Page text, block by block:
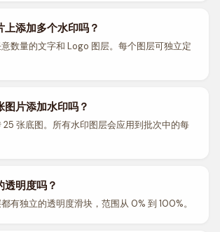
上添加多个水印吗？
数量的文字和 Logo 图层。每个图层可独立定
图片添加水印吗？
张底图。所有水印图层会应用到批次中的每
透明度吗？
有独立的透明度滑块，范围从 0% 到 100%。